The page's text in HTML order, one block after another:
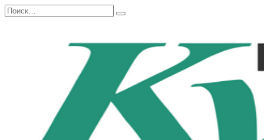
Перейти
к
Search
for: